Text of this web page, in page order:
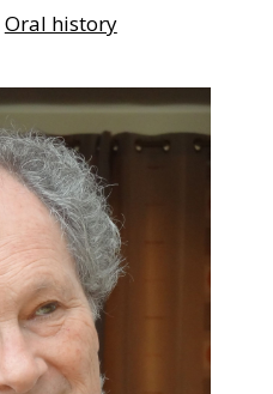
Oral history